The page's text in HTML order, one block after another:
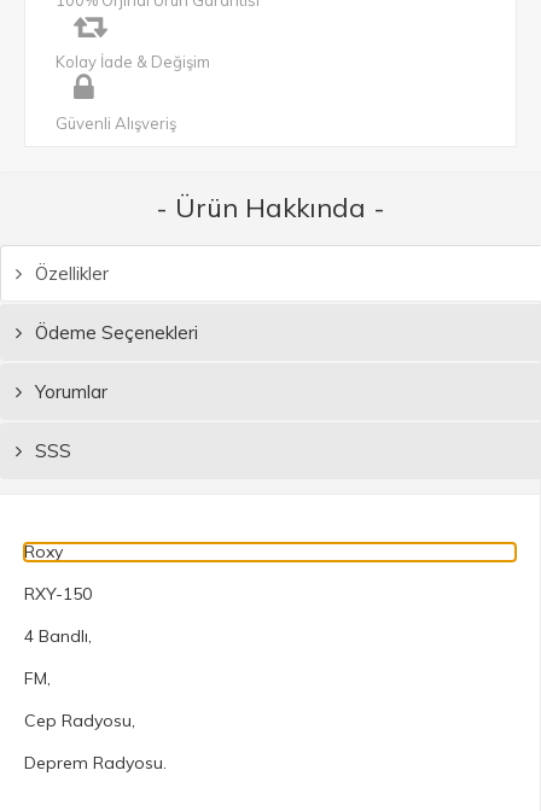
Kolay İade & Değişim
Güvenli Alışveriş
- Ürün Hakkında -
Özellikler
Ödeme Seçenekleri
Yorumlar
SSS
Roxy
RXY-150
4 Bandlı,
FM,
Cep Radyosu,
Deprem Radyosu.